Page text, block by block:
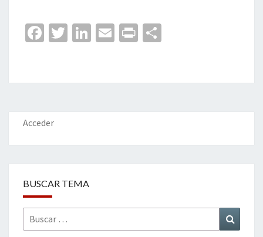
Fa
o
o
k
T
er
Li
dI
n
E
l
Pr
p
ar
Acceder
BUSCAR TEMA
Buscar
por: